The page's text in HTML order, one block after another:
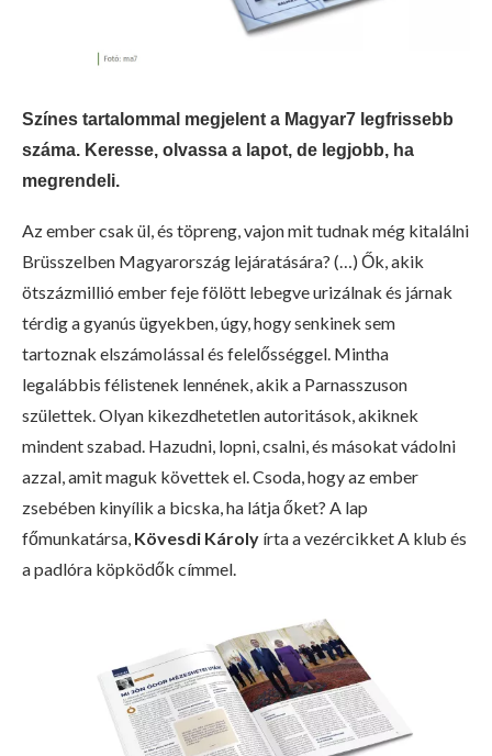
Színes tartalommal megjelent a Magyar7 legfrissebb
száma. Keresse, olvassa a lapot, de legjobb, ha
megrendeli.
Az ember csak ül, és töpreng, vajon mit tudnak még kitalálni
Brüsszelben Magyarország lejáratására? (…) Ők, akik
ötszázmillió ember feje fölött lebegve urizálnak és járnak
térdig a gyanús ügyekben, úgy, hogy senkinek sem
tartoznak elszámolással és felelősséggel. Mintha
legalábbis félistenek lennének, akik a Parnasszuson
születtek. Olyan kikezdhetetlen autoritások, akiknek
mindent szabad. Hazudni, lopni, csalni, és másokat vádolni
azzal, amit maguk követtek el. Csoda, hogy az ember
zsebében kinyílik a bicska, ha látja őket? A lap
főmunkatársa, Kövesdi Károly írta a vezércikket A klub és
a padlóra köpködők címmel.